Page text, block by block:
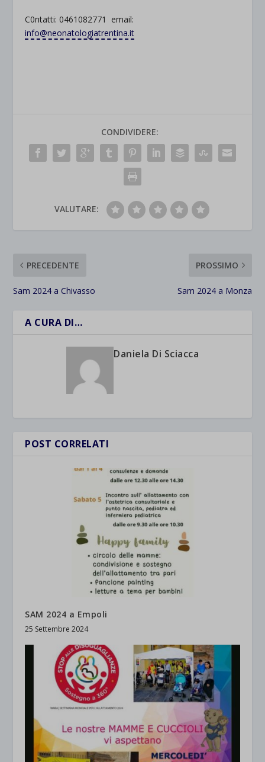
C0ntatti: 0461082771 email:
info@neonatologiatrentina.it
CONDIVIDERE:
VALUTARE:
PRECEDENTE
Sam 2024 a Chivasso
PROSSIMO
Sam 2024 a Monza
A CURA DI…
Daniela Di Sciacca
POST CORRELATI
SAM 2024 a Empoli
25 Settembre 2024